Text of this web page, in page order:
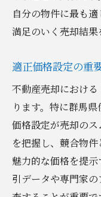
自分の物件に最も適
満足のいく売却結果
適正価格設定の重
不動産売却におけ
ります。特に群馬
価格設定が売却の
を把握し、競合物
魅力的な価格を提
引データや専門家